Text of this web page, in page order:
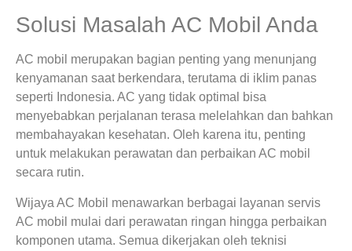
Solusi Masalah AC Mobil Anda
AC mobil merupakan bagian penting yang menunjang
kenyamanan saat berkendara, terutama di iklim panas
seperti Indonesia. AC yang tidak optimal bisa
menyebabkan perjalanan terasa melelahkan dan bahkan
membahayakan kesehatan. Oleh karena itu, penting
untuk melakukan perawatan dan perbaikan AC mobil
secara rutin.
Wijaya AC Mobil menawarkan berbagai layanan servis
AC mobil mulai dari perawatan ringan hingga perbaikan
komponen utama. Semua dikerjakan oleh teknisi